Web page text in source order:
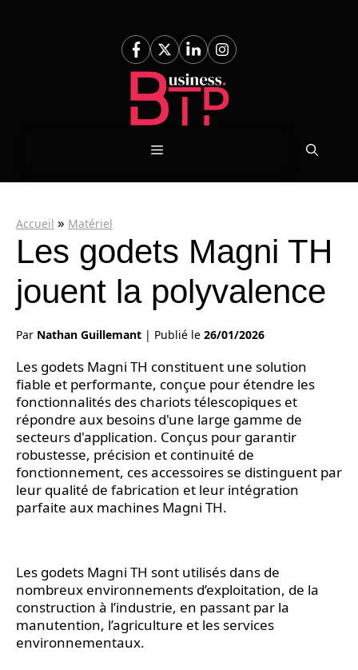
Menu
Accueil » Matériel
Les godets Magni TH
jouent la polyvalence
Par Nathan Guillemant | Publié le 26/01/2026
Les godets Magni TH constituent une solution
fiable et performante, conçue pour étendre les
fonctionnalités des chariots télescopiques et
répondre aux besoins d'une large gamme de
secteurs d'application. Conçus pour garantir
robustesse, précision et continuité de
fonctionnement, ces accessoires se distinguent par
leur qualité de fabrication et leur intégration
parfaite aux machines Magni TH.
Les godets Magni TH sont utilisés dans de
nombreux environnements d’exploitation, de la
construction à l’industrie, en passant par la
manutention, l’agriculture et les services
environnementaux.